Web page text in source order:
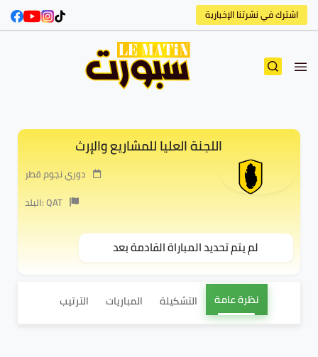
اشترك في نشرتنا الإخبارية
اللجنة العليا للمشاريع والإرث
دوري نجوم قطر
البلد: QAT
لم يتم تحديد المباراة القادمة بعد
نظرة عامة التشكيلة المباريات الترتيب